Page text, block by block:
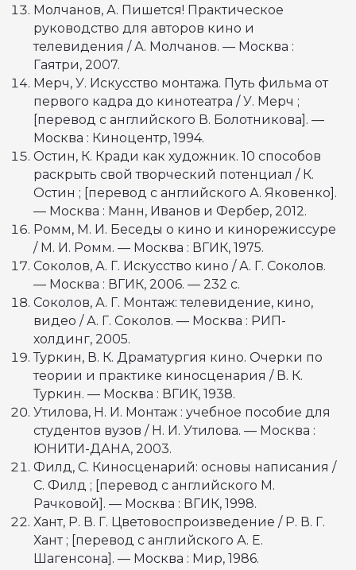
Молчанов, А. Пишется! Практическое
руководство для авторов кино и
телевидения / А. Молчанов. — Москва :
Гаятри, 2007.
Мерч, У. Искусство монтажа. Путь фильма от
первого кадра до кинотеатра / У. Мерч ;
[перевод с английского В. Болотникова]. —
Москва : Киноцентр, 1994.
Остин, К. Кради как художник. 10 способов
раскрыть свой творческий потенциал / К.
Остин ; [перевод с английского А. Яковенко].
— Москва : Манн, Иванов и Фербер, 2012.
Ромм, М. И. Беседы о кино и кинорежиссуре
/ М. И. Ромм. — Москва : ВГИК, 1975.
Соколов, А. Г. Искусство кино / А. Г. Соколов.
— Москва : ВГИК, 2006. — 232 с.
Соколов, А. Г. Монтаж: телевидение, кино,
видео / А. Г. Соколов. — Москва : РИП-
холдинг, 2005.
Туркин, В. К. Драматургия кино. Очерки по
теории и практике киносценария / В. К.
Туркин. — Москва : ВГИК, 1938.
Утилова, Н. И. Монтаж : учебное пособие для
студентов вузов / Н. И. Утилова. — Москва :
ЮНИТИ-ДАНА, 2003.
Филд, С. Киносценарий: основы написания /
С. Филд ; [перевод с английского М.
Рачковой]. — Москва : ВГИК, 1998.
Хант, Р. В. Г. Цветовоспроизведение / Р. В. Г.
Хант ; [перевод с английского А. Е.
Шагенсона]. — Москва : Мир, 1986.